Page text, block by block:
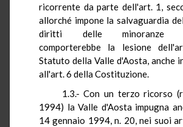
ricorrente da parte dell'art. 1,
allorché impone la salvaguardia
diritti delle minoranze
comporterebbe la lesione
Statuto della Valle d'Aosta, anche
all'art. 6 della Costituzione.
1.3.- Con un terzo ricorso
1994) la Valle d'Aosta impugna
14 gennaio 1994, n. 20, nei suoi